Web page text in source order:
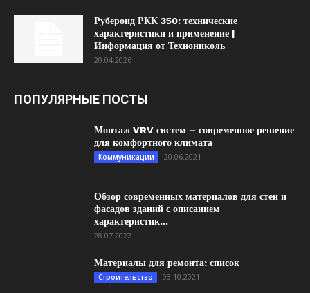
Рубероид РКК 350: технические
характеристики и применение |
Информация от Технониколь
20.04.2026
ПОПУЛЯРНЫЕ ПОСТЫ
Монтаж VRV систем – современное решение
для комфортного климата
Коммуникации 20.06.2021
Обзор современных материалов для стен и
фасадов зданий с описанием
характеристик...
28.07.2022
Материалы для ремонта: список
Строительство 03.10.2021